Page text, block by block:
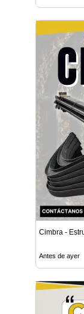
Cimbra -
Antes de ayer